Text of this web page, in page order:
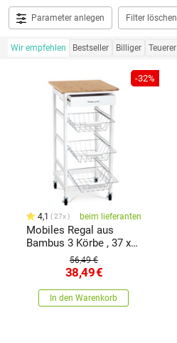
Parameter anlegen Filter löschen
Wir empfehlen Bestseller Billiger Teuerer
-32%
4,1 27x beim lieferanten
Mobiles Regal aus
Bambus 3 Körbe , 37 x
37 x 76 cm56,49 €
38,49€
In den Warenkorb